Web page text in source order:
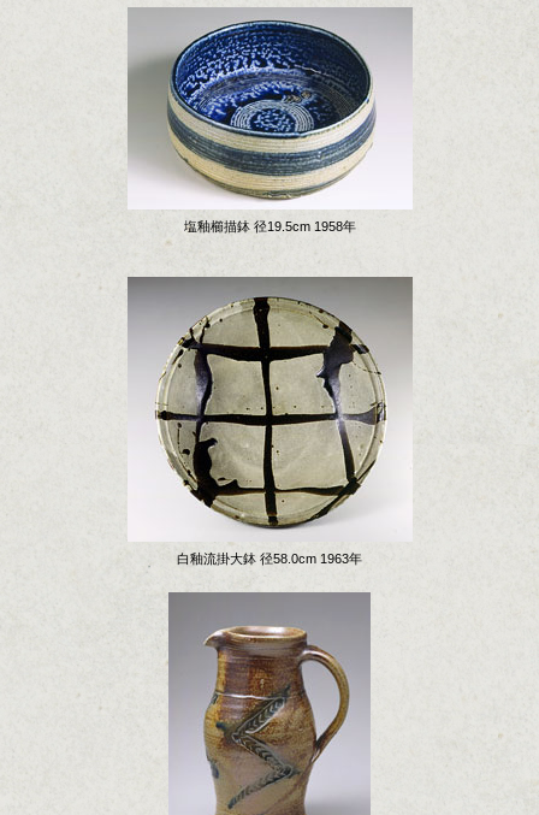
塩釉櫛描鉢 径19.5cm 1958年
白釉流掛大鉢 径58.0cm 1963年